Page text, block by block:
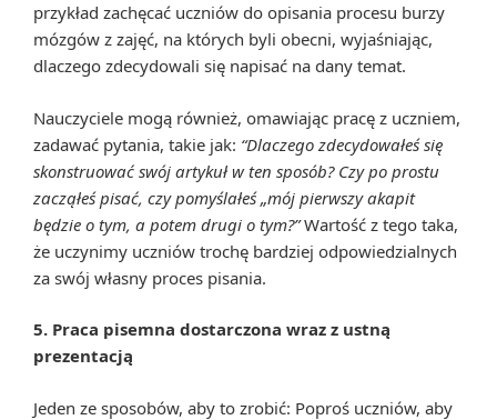
przykład zachęcać uczniów do opisania procesu burzy
mózgów z zajęć, na których byli obecni, wyjaśniając,
dlaczego zdecydowali się napisać na dany temat.
Nauczyciele mogą również, omawiając pracę z uczniem,
zadawać pytania, takie jak: “Dlaczego zdecydowałeś się
skonstruować swój artykuł w ten sposób? Czy po prostu
zacząłeś pisać, czy pomyślałeś „mój pierwszy akapit
będzie o tym, a potem drugi o tym?”Wartość z tego taka,
że uczynimy uczniów trochę bardziej odpowiedzialnych
za swój własny proces pisania.
5. Praca pisemna dostarczona wraz z ustną
prezentacją
Jeden ze sposobów, aby to zrobić: Poproś uczniów, aby